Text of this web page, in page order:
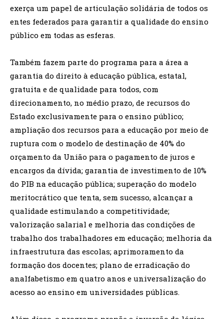
exerça um papel de articulação solidária de todos os
entes federados para garantir a qualidade do ensino
público em todas as esferas.
Também fazem parte do programa para a área a
garantia do direito à educação pública, estatal,
gratuita e de qualidade para todos, com
direcionamento, no médio prazo, de recursos do
Estado exclusivamente para o ensino público;
ampliação dos recursos para a educação por meio de
ruptura com o modelo de destinação de 40% do
orçamento da União para o pagamento de juros e
encargos da dívida; garantia de investimento de 10%
do PIB na educação pública; superação do modelo
meritocrático que tenta, sem sucesso, alcançar a
qualidade estimulando a competitividade;
valorização salarial e melhoria das condições de
trabalho dos trabalhadores em educação; melhoria da
infraestrutura das escolas; aprimoramento da
formação dos docentes; plano de erradicação do
analfabetismo em quatro anos e universalização do
acesso ao ensino em universidades públicas.